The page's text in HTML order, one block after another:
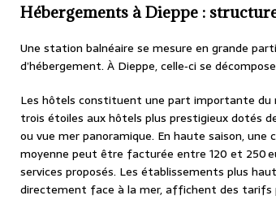
Hébergements à Dieppe :
Une station balnéaire se mesure en grande
d’hébergement. À Dieppe, celle‑ci se
Les hôtels constituent une part importante
trois étoiles aux hôtels plus prestigieux dotés
ou vue mer panoramique. En haute saison,
moyenne peut être facturée entre 120 et 250
services proposés. Les établissements plus
directement face à la mer, affichent des tarifs